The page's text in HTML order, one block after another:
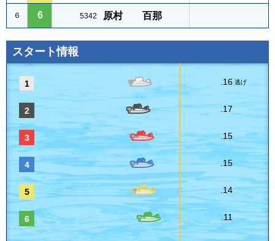
６ 6 5342 原村 百那
スタート情報
1 .16 逃げ
2 .17
3 .15
4 .15
5 .14
6 .11